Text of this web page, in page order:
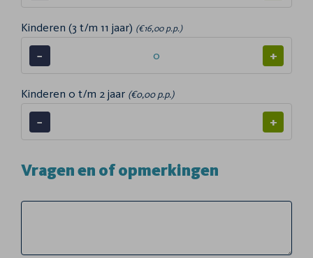
Kinderen (3 t/m 11 jaar) (€16,00 p.p.)
− +
Kinderen 0 t/m 2 jaar (€0,00 p.p.)
− +
Vragen en of opmerkingen